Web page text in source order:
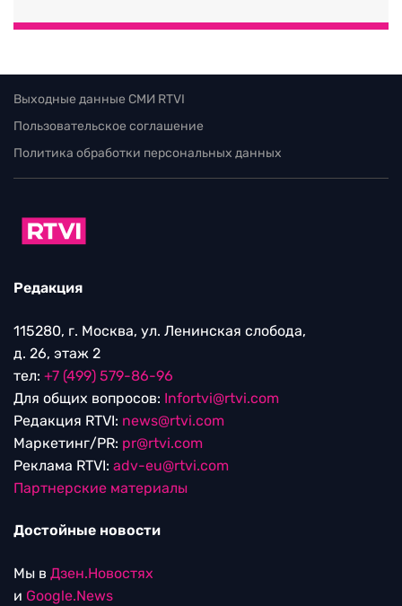
Выходные данные СМИ RTVI
Пользовательское соглашение
Политика обработки персональных данных
Редакция
115280, г. Москва, ул. Ленинская слобода,
д. 26, этаж 2
тел: +7 (499) 579-86-96
Для общих вопросов: Infortvi@rtvi.com
Редакция RTVI: news@rtvi.com
Маркетинг/PR: pr@rtvi.com
Реклама RTVI: adv-eu@rtvi.com
Партнерские материалы
Достойные новости
Мы в Дзен.Новостях
и Google.News